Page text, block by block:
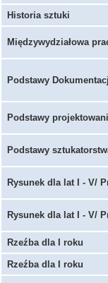
Historia sztuki
Międzywydziałowa
Podstawy
Podstawy
Podstawy
Rysunek dla lat I - V/
Rysunek dla lat I - V/
Rzeźba dla I roku
Rzeźba dla I roku